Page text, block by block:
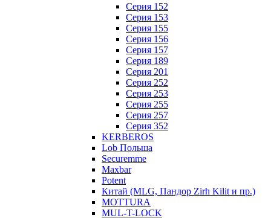
Серия 152
Серия 153
Серия 155
Серия 156
Серия 157
Серия 189
Серия 201
Серия 252
Серия 253
Серия 255
Серия 257
Серия 352
KERBEROS
Lob Польша
Securemme
Maxbar
Potent
Китай (MLG, Пандор Zirh Kilit и пр.)
MOTTURA
MUL-T-LOCK